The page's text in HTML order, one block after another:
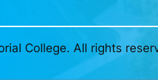
College. All rights